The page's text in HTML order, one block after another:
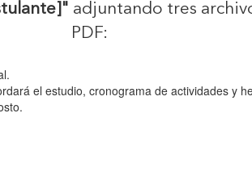
adjuntando tres
PDF:
el estudio, cronograma de actividades y